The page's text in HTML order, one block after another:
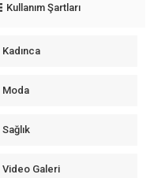
Kullanım Şartları
Kadınca
Moda
Sağlık
Video Galeri